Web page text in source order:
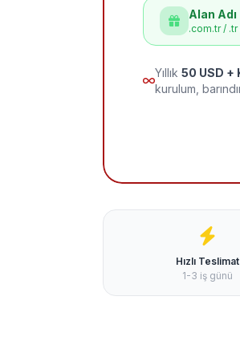
Alan
.com.tr / .tr
Yıllık 50 USD +
kurulum,
Hızlı Teslimat
1-3 iş günü